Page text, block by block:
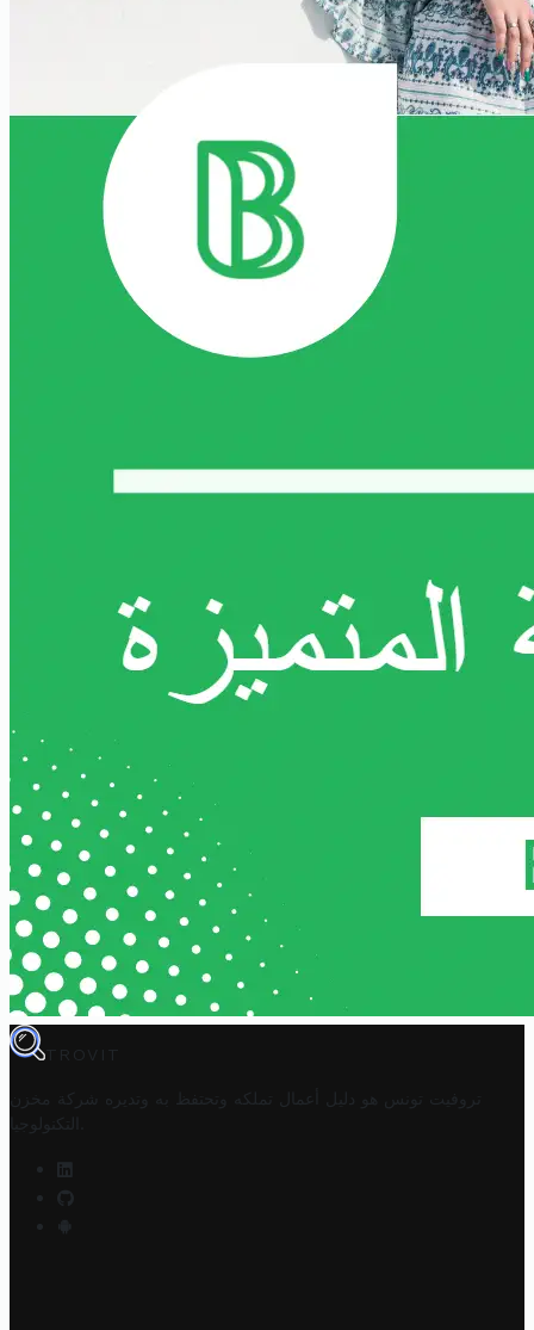
TROVIT
تروفيت تونس هو دليل أعمال تملكه وتحتفظ به وتديره
شركة مخزن
التكنولوجيا